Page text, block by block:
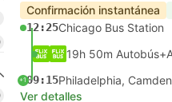
Confirmación instantánea
12:25Chicago Bus Station
19h 50m
+109:15Philadelphia, Camden
Ver detalles